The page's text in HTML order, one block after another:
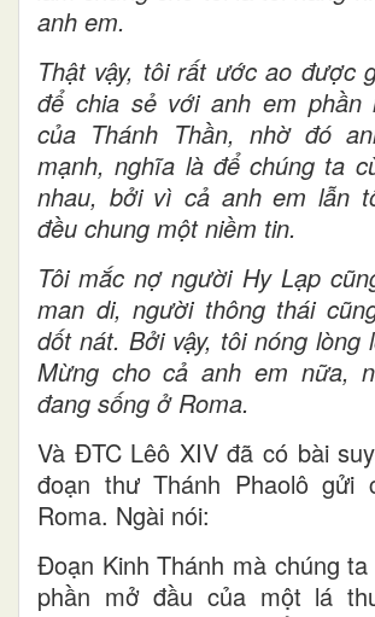
anh em.
Thật vậy, tôi rất ước ao được
để chia sẻ với anh em phần
của Thánh Thần, nhờ đó
mạnh, nghĩa là để chúng ta
nhau, bởi vì cả anh em lẫn
đều chung một niềm tin.
Tôi mắc nợ người Hy Lạp
man di, người thông thái
dốt nát. Bởi vậy, tôi nóng lòng
Mừng cho cả anh em nữa,
đang sống ở Roma.
Và ĐTC Lêô XIV đã có bài
đoạn thư Thánh Phaolô gửi
Roma. Ngài nói:
Đoạn Kinh Thánh mà chúng
phần mở đầu của một lá